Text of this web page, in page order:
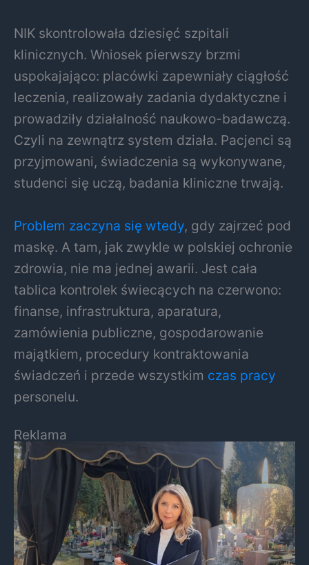
NIK skontrolowała dziesięć szpitali
klinicznych. Wniosek pierwszy brzmi
uspokajająco: placówki zapewniały ciągłość
leczenia, realizowały zadania dydaktyczne i
prowadziły działalność naukowo-badawczą.
Czyli na zewnątrz system działa. Pacjenci są
przyjmowani, świadczenia są wykonywane,
studenci się uczą, badania kliniczne trwają.
Problem zaczyna się wtedy, gdy zajrzeć pod
maskę. A tam, jak zwykle w polskiej ochronie
zdrowia, nie ma jednej awarii. Jest cała
tablica kontrolek świecących na czerwono:
finanse, infrastruktura, aparatura,
zamówienia publiczne, gospodarowanie
majątkiem, procedury kontraktowania
świadczeń i przede wszystkim czas pracy
personelu.
Reklama